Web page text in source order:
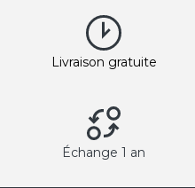
Livraison gratuite
Échange 1 an